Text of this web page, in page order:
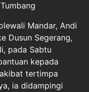
Mandar, Andi
Dusun Segerang,
pada Sabtu
kepada
tertimpa
ia didampingi